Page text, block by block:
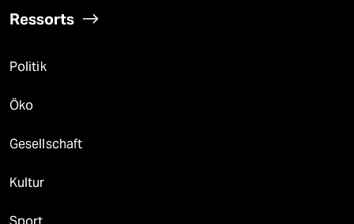
Ressorts
Politik
Öko
Gesellschaft
Kultur